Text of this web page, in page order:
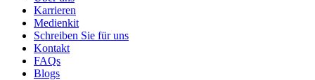
Karrieren
Medienkit
Schreiben Sie für uns
Kontakt
FAQs
Blogs